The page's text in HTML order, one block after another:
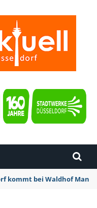
kommt bei Waldhof